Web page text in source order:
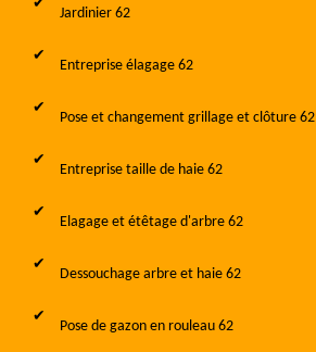
Jardinier 62
Entreprise élagage 62
Pose et changement grillage et clôture 62
Entreprise taille de haie 62
Elagage et étêtage d'arbre 62
Dessouchage arbre et haie 62
Pose de gazon en rouleau 62